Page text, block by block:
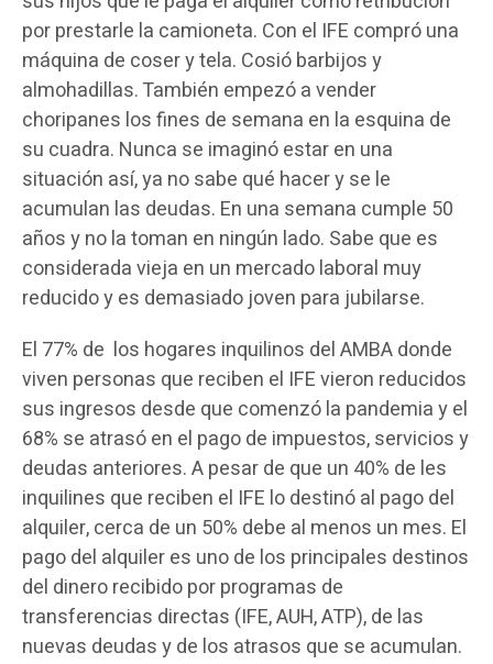
por prestarle la camioneta. Con el IFE compró una
máquina de coser y tela. Cosió barbijos y
almohadillas. También empezó a vender
choripanes los fines de semana en la esquina de
su cuadra. Nunca se imaginó estar en una
situación así, ya no sabe qué hacer y se le
acumulan las deudas. En una semana cumple 50
años y no la toman en ningún lado. Sabe que es
considerada vieja en un mercado laboral muy
reducido y es demasiado joven para jubilarse.
El 77% de los hogares inquilinos del AMBA donde
viven personas que reciben el IFE vieron reducidos
sus ingresos desde que comenzó la pandemia y el
68% se atrasó en el pago de impuestos, servicios y
deudas anteriores. A pesar de que un 40% de les
inquilines que reciben el IFE lo destinó al pago del
alquiler, cerca de un 50% debe al menos un mes. El
pago del alquiler es uno de los principales destinos
del dinero recibido por programas de
transferencias directas (IFE, AUH, ATP), de las
nuevas deudas y de los atrasos que se acumulan.